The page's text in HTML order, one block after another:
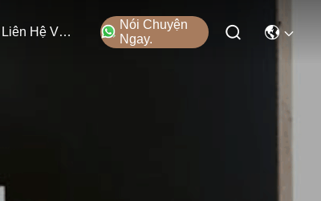
Liên Hệ Với Chúng Tôi
Nói Chuyện
Ngay.